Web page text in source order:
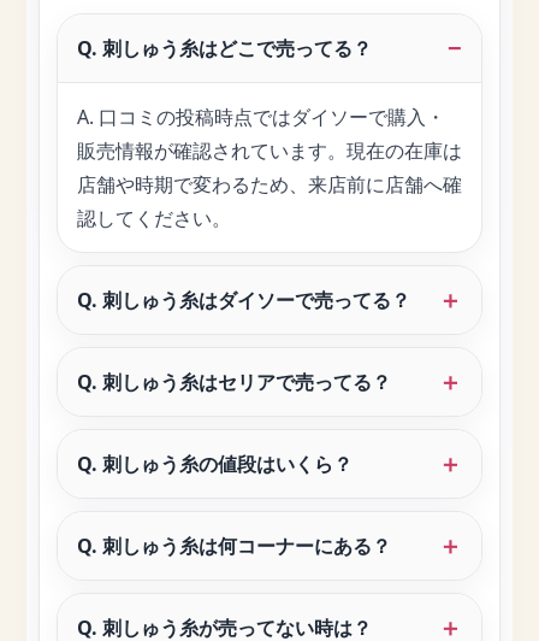
Q. 刺しゅう糸はどこで売ってる？
A. 口コミの投稿時点ではダイソーで購入・
販売情報が確認されています。現在の在庫は
店舗や時期で変わるため、来店前に店舗へ確
認してください。
Q. 刺しゅう糸はダイソーで売ってる？
Q. 刺しゅう糸はセリアで売ってる？
Q. 刺しゅう糸の値段はいくら？
Q. 刺しゅう糸は何コーナーにある？
Q. 刺しゅう糸が売ってない時は？